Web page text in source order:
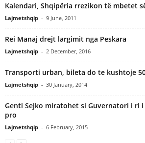
Kalendari, Shqipëria rrezikon të mbetet
Lajmetshqip - 9 June, 2011
Rei Manaj drejt largimit nga Peskara
Lajmetshqip - 2 December, 2016
Transporti urban, bileta do te kushtoje
Lajmetshqip - 30 January, 2014
Genti Sejko miratohet si Guvernatori i ri i
pro
Lajmetshqip - 6 February, 2015